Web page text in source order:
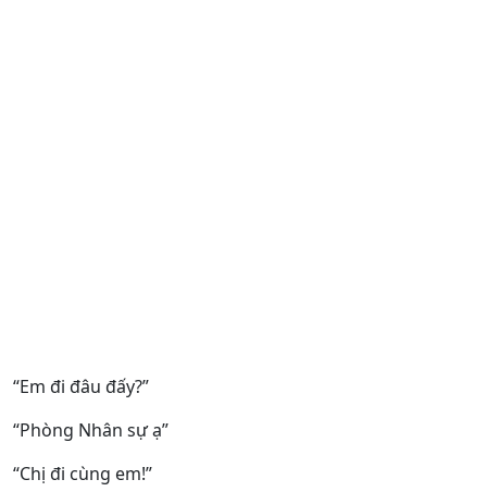
“Em đi đâu đấy?”
“Phòng Nhân sự ạ”
“Chị đi cùng em!”